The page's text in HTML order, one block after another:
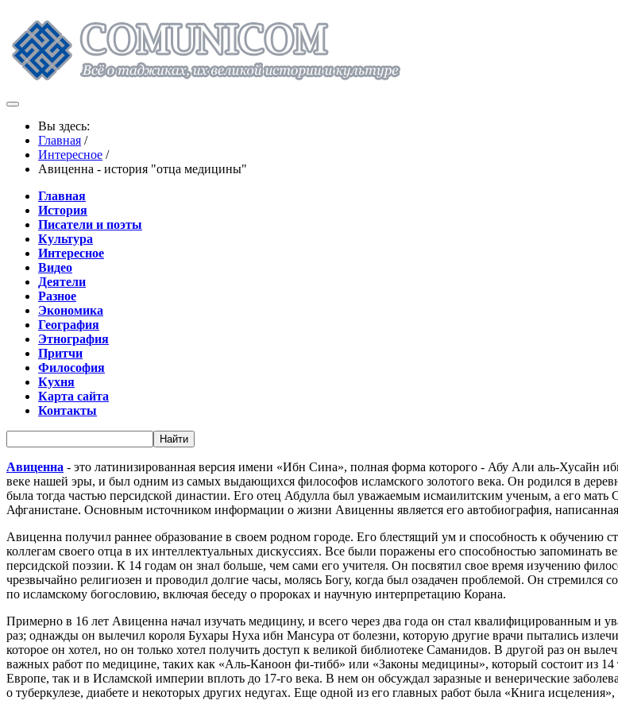
Вы здесь:
Главная /
Интересное /
Авиценна - история "отца медицины"
Главная
История
Писатели и поэты
Культура
Интересное
Видео
Деятели
Разное
Экономика
География
Этнография
Притчи
Философия
Кухня
Карта сайта
Контакты
Авиценна - это латинизированная версия имени «Ибн Сина», полная форма которого - Абу Али аль-
веке нашей эры, и был одним из самых выдающихся философов исламского золотого века. Он родился в
была тогда частью персидской династии. Его отец Абдулла был уважаемым исмаилитским ученым, а его
Афганистане. Основным источником информации о жизни Авиценны является его автобиография,
Авиценна получил раннее образование в своем родном городе. Его блестящий ум и способность к обучению
коллегам своего отца в их интеллектуальных дискуссиях. Все были поражены его способностью
персидской поэзии. К 14 годам он знал больше, чем сами его учителя. Он посвятил свое время изучению
чрезвычайно религиозен и проводил долгие часы, молясь Богу, когда был озадачен проблемой. Он стремился
по исламскому богословию, включая беседу о пророках и научную интерпретацию Корана.
Примерно в 16 лет Авиценна начал изучать медицину, и всего через два года он стал квалифицированным
раз; однажды он вылечил короля Бухары Нуха ибн Мансура от болезни, которую другие врачи пытались
которое он хотел, но он только хотел получить доступ к великой библиотеке Саманидов. В другой раз он
важных работ по медицине, таких как «Аль-Каноон фи-тибб» или «Законы медицины», который состоит из 14
Европе, так и в Исламской империи вплоть до 17-го века. В нем он обсуждал заразные и венерические
о туберкулезе, диабете и некоторых других недугах. Еще одной из его главных работ была «Книга